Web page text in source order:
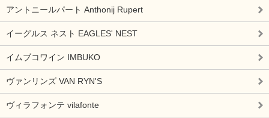
アントニールパート Anthonij Rupert
イーグルス ネスト EAGLES' NEST
イムブコワイン IMBUKO
ヴァンリンズ VAN RYN'S
ヴィラフォンテ vilafonte